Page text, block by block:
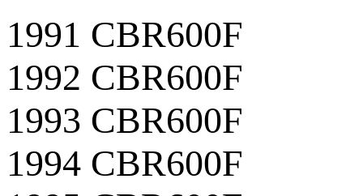
1991 CBR600F
1992 CBR600F
1993 CBR600F
1994 CBR600F